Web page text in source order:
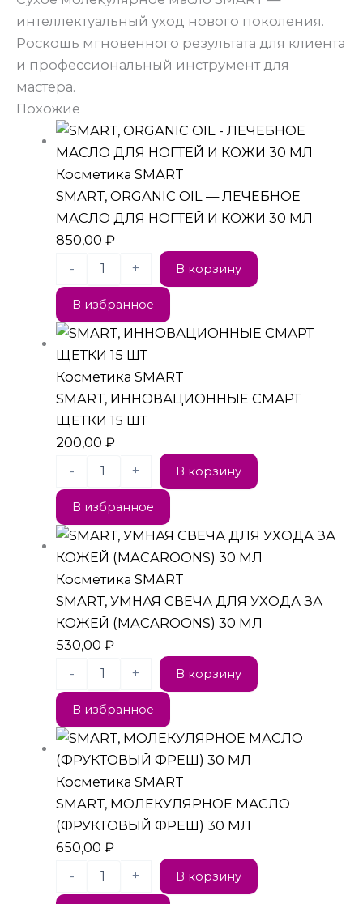
интеллектуальный уход нового поколения.
Роскошь мгновенного результата для клиента
и профессиональный инструмент для
мастера.
Похожие
Косметика SMART
SMART, ORGANIC OIL — ЛЕЧЕБНОЕ
МАСЛО ДЛЯ НОГТЕЙ И КОЖИ 30 МЛ
850,00₽
-
+ В корзину
В избранное
Косметика SMART
SMART, ИННОВАЦИОННЫЕ СМАРТ
ЩЕТКИ 15 ШТ
200,00₽
-
+ В корзину
В избранное
Косметика SMART
SMART, УМНАЯ СВЕЧА ДЛЯ УХОДА ЗА
КОЖЕЙ (MACAROONS) 30 МЛ
530,00₽
-
+ В корзину
В избранное
Косметика SMART
SMART, МОЛЕКУЛЯРНОЕ МАСЛО
(ФРУКТОВЫЙ ФРЕШ) 30 МЛ
650,00₽
-
+ В корзину